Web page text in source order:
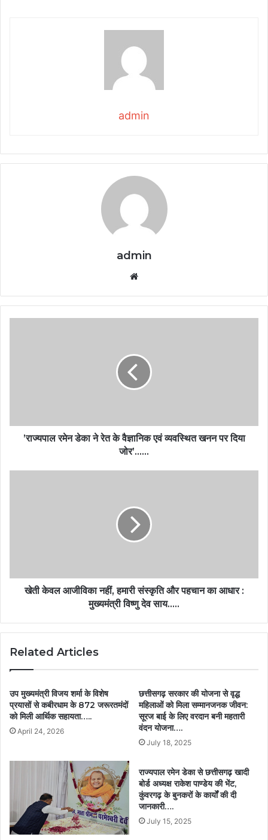
admin
admin
’राज्यपाल रमेन डेका ने रेत के वैज्ञानिक एवं व्यवस्थित खनन पर दिया
जोर’……
खेती केवल आजीविका नहीं, हमारी संस्कृति और पहचान का आधार :
मुख्यमंत्री विष्णु देव साय…..
Related Articles
उप मुख्यमंत्री विजय शर्मा के विशेष
प्रयासों से कबीरधाम के 872 जरूरतमंदों
को मिली आर्थिक सहायता…..
April 24, 2026
छत्तीसगढ़ सरकार की योजना से वृद्ध
महिलाओं को मिला सम्मानजनक जीवन:
सूरज बाई के लिए वरदान बनी महतारी
वंदन योजना….
July 18, 2025
राज्यपाल रमेन डेका से छत्तीसगढ़ खादी
बोर्ड अध्यक्ष राकेश पाण्डेय की भेंट,
कुंवरगढ़ के बुनकरों के कार्यों की दी
जानकारी….
July 15, 2025